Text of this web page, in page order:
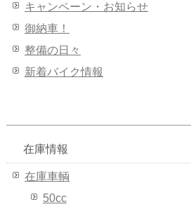
キャンペーン・お知らせ
御納車！
整備の日々
新着バイク情報
在庫情報
在庫車輌
50cc